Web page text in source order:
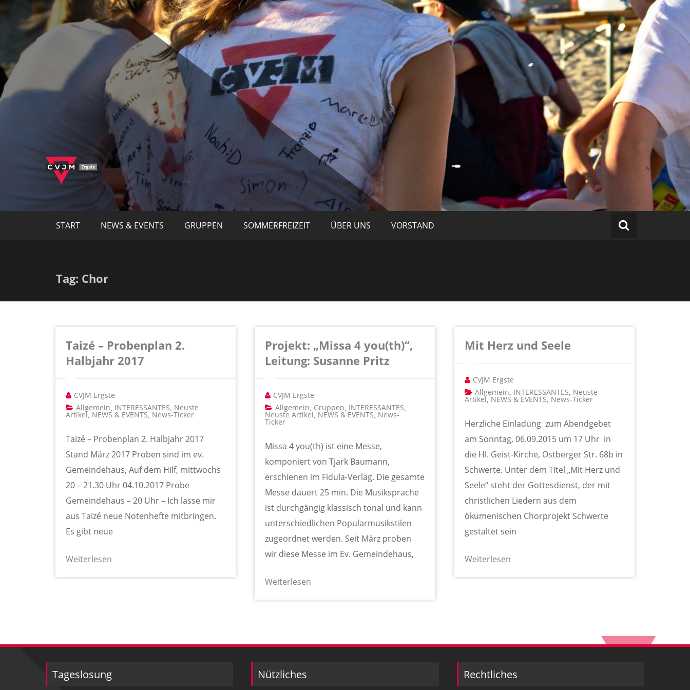
Zum
Inhalt
springen
CVJM Ergste e.V.
Willkommen im CVJM Ergste!
START NEWS & EVENTS GRUPPEN SOMMERFREIZEIT ÜBER UNS VORSTAND
Tag: Chor
Taizé – Probenplan 2.
Halbjahr 2017
CVJM Ergste
Allgemein INTERESSANTES Neuste
Artikel NEWS & EVENTS News-Ticker
Taizé – Probenplan 2. Halbjahr 2017
Stand März 2017 Proben sind im ev.
Gemeindehaus, Auf dem Hilf, mittwochs
20 – 21.30 Uhr 04.10.2017 Probe
Gemeindehaus – 20 Uhr – Ich lasse mir
aus Taizé neue Notenhefte mitbringen.
Es gibt neue
Weiterlesen
Projekt: „Missa 4 you(th)“,
Leitung: Susanne Pritz
CVJM Ergste
Allgemein Gruppen INTERESSANTES
Neuste Artikel NEWS & EVENTS News-
Ticker
Missa 4 you(th) ist eine Messe,
komponiert von Tjark Baumann,
erschienen im Fidula-Verlag. Die gesamte
Messe dauert 25 min. Die Musiksprache
ist durchgängig klassisch tonal und kann
unterschiedlichen Popularmusikstilen
zugeordnet werden. Seit März proben
wir diese Messe im Ev. Gemeindehaus,
Weiterlesen
Mit Herz und Seele
CVJM Ergste
Allgemein INTERESSANTES Neuste
Artikel NEWS & EVENTS News-Ticker
Herzliche Einladung zum Abendgebet
am Sonntag, 06.09.2015 um 17 Uhr in
die Hl. Geist-Kirche, Ostberger Str. 68b in
Schwerte. Unter dem Titel „Mit Herz und
Seele“ steht der Gottesdienst, der mit
christlichen Liedern aus dem
ökumenischen Chorprojekt Schwerte
gestaltet sein
Weiterlesen
Tageslosung Nützliches Rechtliches